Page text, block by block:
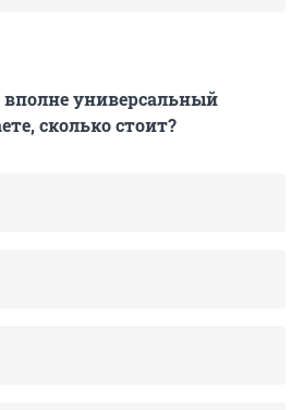
универсальный
сколько стоит?